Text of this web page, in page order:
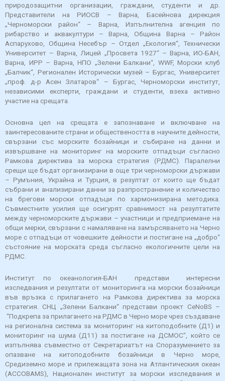
природозащитни организации, граждани, студенти и др.
Представители на РИОСВ – Варна, Басейнова дирекция
„Черноморски район“ – Варна, Изпълнителна агенция по
рибарство и аквакултури – Варна, Община Варна – Район
Аспарухово, Община Несебър – Отдел „Екология“, Технически
Университет – Варна, Лицей „Просвета 1927“ – Варна, ИО-БАН,
Варна, ИРР – Варна, НПО „Зелени Балкани“, WWF, Морски клуб
„Балчик“, Регионален Исторически музей – Бургас, Университет
„проф. д-р Асен Златаров“ – Бургас, Черноморски институт,
независими експерти, граждани и студенти, взеха активно
участие на срещата.
Основна цел на срещата е запознаване и включване на
заинтересованите страни и обществеността в научните дейности,
свързани със морските бозайници и събиране на данни и
извършване на мониторинг на морските отпадъци съгласно
Рамкова директива за морска стратегия (РДМС). Паралелни
срещи ще бъдат организирани в още три черноморски държави
– Румъния, Украйна и Турция, в резултат от които ще бъдат
събрани и анализирани данни за разпространение и количество
на брегови морски отпадъци по хармонизирана методика.
Съвместните усилия ще осигурят сравнимост на резултатите
между черноморските държави – участници и предприемане на
общи мерки, свързани с намаляване на замърсяването на Черно
море с отпадъци от човешките дейности и постигане на „добро“
състояние на морската среда съгласно екологичните цели на
РДМС.
Институт по океанология-БАН представи интересни
изследвания и резултати от мониторинга на морски бозайници
във връзка с прилагането на Рамкова директива за морска
стратегия. СНЦ „Зелени Балкани“ представи проект CeNoBS –
“Подкрепа за прилагането на РДМС в Черно море чрез създаване
на регионална система за мониторинг на китоподобните (Д1) и
мониторинг на шума (Д11) за постигане на ДСМОС”, който се
изпълнява съвместно от Секретариатът на Споразумението за
опазване на китоподобните бозайници в Черно море,
Средиземно море и прилежащата зона на Атлантическия океан
(ACCOBAMS), Национален институт за морски изследвания и